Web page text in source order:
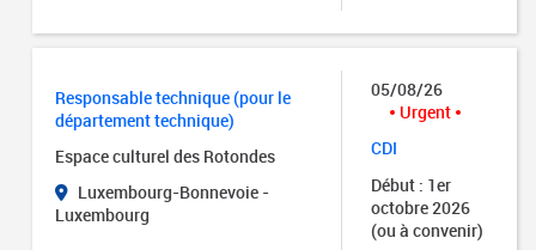
Responsable technique (pour le
département technique)
Espace culturel des Rotondes
Luxembourg-Bonnevoie -
Luxembourg
05/08/26
Urgent
CDI
Début : 1er
octobre 2026
(ou à convenir)